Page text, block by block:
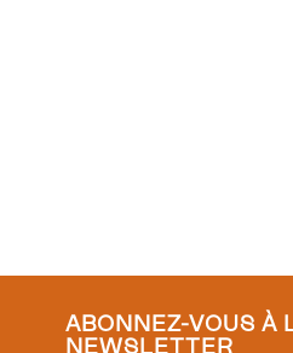
ABONNEZ-VOUS À
NEWSLETTER